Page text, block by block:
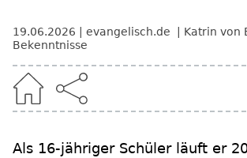
19.06.2026 evangelisch.de
Katrin von
Bekenntnisse
Als 16-jähriger Schüler läuft er